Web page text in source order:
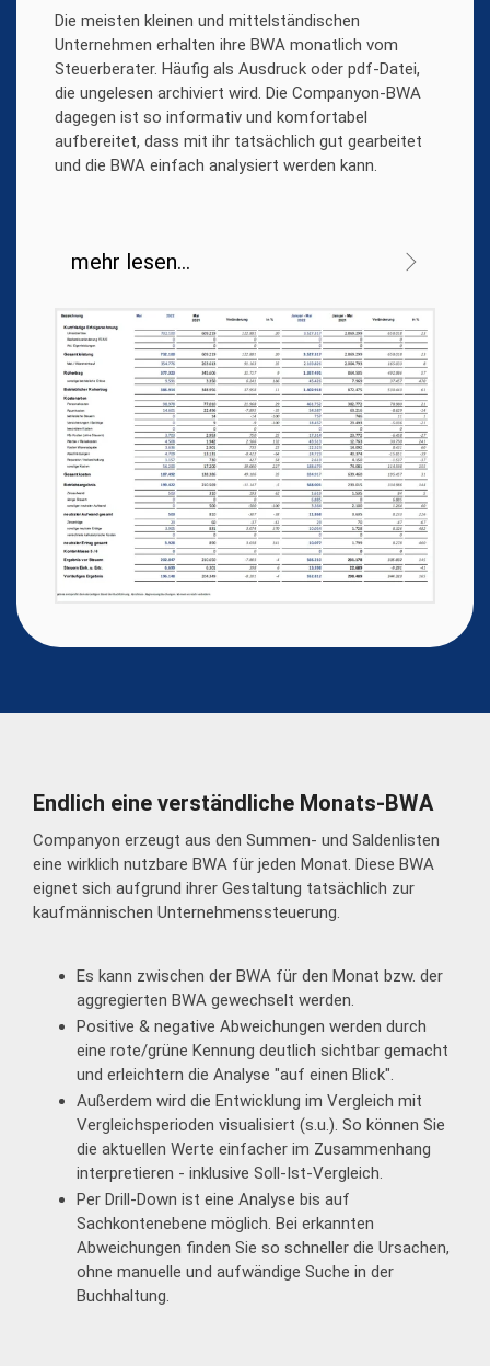
Die meisten kleinen und mittelständischen
Unternehmen erhalten ihre BWA monatlich vom
Steuerberater. Häufig als Ausdruck oder pdf-Datei,
die ungelesen archiviert wird. Die Companyon-BWA
dagegen ist so informativ und komfortabel
aufbereitet, dass mit ihr tatsächlich gut gearbeitet
und die BWA einfach analysiert werden kann.
mehr lesen...
Endlich eine verständliche Monats-BWA
Companyon erzeugt aus den Summen- und Saldenlisten
eine wirklich nutzbare BWA für jeden Monat. Diese BWA
eignet sich aufgrund ihrer Gestaltung tatsächlich zur
kaufmännischen Unternehmenssteuerung.
Es kann zwischen der BWA für den Monat bzw. der
aggregierten BWA gewechselt werden.
Positive & negative Abweichungen werden durch
eine rote/grüne Kennung deutlich sichtbar gemacht
und erleichtern die Analyse "auf einen Blick".
Außerdem wird die Entwicklung im Vergleich mit
Vergleichsperioden visualisiert (s.u.). So können Sie
die aktuellen Werte einfacher im Zusammenhang
interpretieren - inklusive Soll-Ist-Vergleich.
Per Drill-Down ist eine Analyse bis auf
Sachkontenebene möglich. Bei erkannten
Abweichungen finden Sie so schneller die Ursachen,
ohne manuelle und aufwändige Suche in der
Buchhaltung.